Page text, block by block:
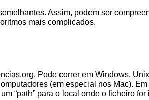
Assim, podem ser
mais complicados.
. Pode correr em Windows,
(em especial nos Mac).
“path” para o local onde o ficheiro